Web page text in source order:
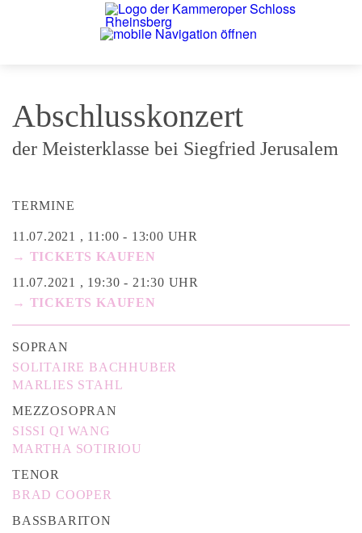
Abschlusskonzert
der Meisterklasse bei Siegfried Jerusalem
TERMINE
11.07.2021 , 11:00 - 13:00 UHR
→ TICKETS KAUFEN
11.07.2021 , 19:30 - 21:30 UHR
→ TICKETS KAUFEN
SOPRAN
SOLITAIRE BACHHUBER
MARLIES STAHL
MEZZOSOPRAN
SISSI QI WANG
MARTHA SOTIRIOU
TENOR
BRAD COOPER
BASSBARITON